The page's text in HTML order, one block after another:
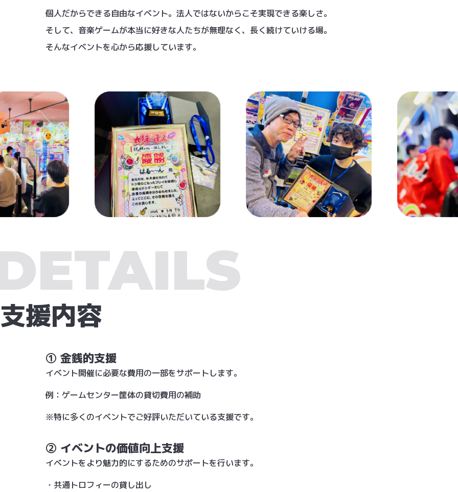
個人だからできる自由なイベント。法人ではないからこそ実現できる楽しさ。
そして、音楽ゲームが本当に好きな人たちが無理なく、長く続けていける場。
そんなイベントを心から応援しています。
支援内容
① 金銭的支援
イベント開催に必要な費用の一部をサポートします。
例：ゲームセンター筐体の貸切費用の補助
※特に多くのイベントでご好評いただいている支援です。
② イベントの価値向上支援
イベントをより魅力的にするためのサポートを行います。
・共通トロフィーの貸し出し